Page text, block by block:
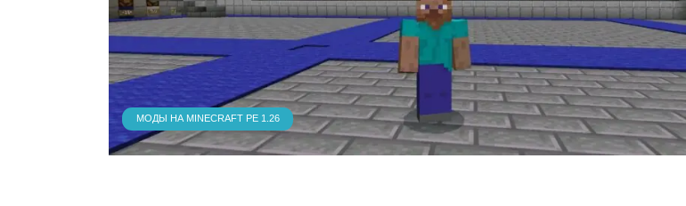
МОДЫ НА MINECRAFT PE 1.26